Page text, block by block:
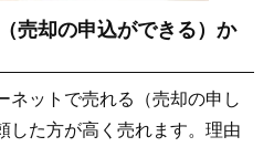
売却の申込ができる）か
ネットで売れる（売却の申し
した方が高く売れます。理由